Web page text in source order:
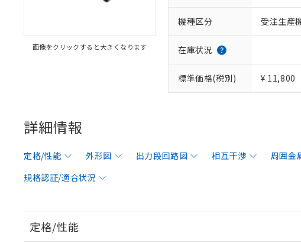
画像をクリックすると大きくなります
機種区分 受注生産
在庫状況
標準価格(税別) ¥ 11,800
詳細情報
定格/性能 外形図 出力段回路図 相互干渉 周囲金
規格認証/適合状況
定格/性能